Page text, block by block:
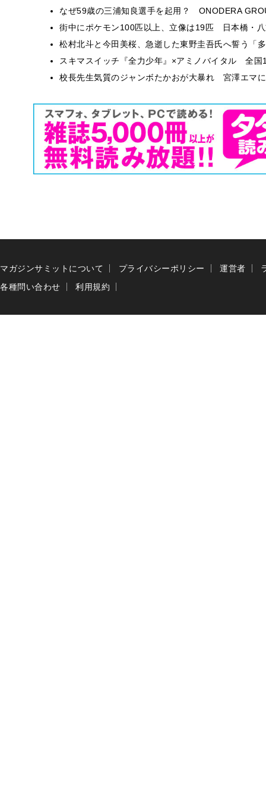
なぜ59歳の三浦知良選手を起用？ ONODERA
街中にポケモン100匹以上、立像は19匹 日本橋・
松村北斗と今田美桜、急逝した東野圭吾氏へ誓う「
スキマスイッチ『全力少年』×アミノバイタル 全国
校長先生気質のジャンボたかおが大暴れ 宮澤エマ
マガジンサミットについて プライバシーポリシー 運営者
各種問い合わせ
利用規約